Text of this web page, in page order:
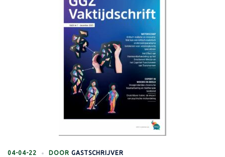
04-04-22 DOOR GASTSCHRIJVER